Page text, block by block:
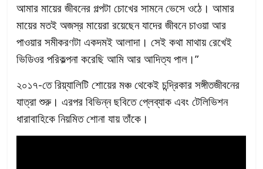
আমার মায়ের জীবনের গল্পটা চোখের সামনে ভেসে ওঠে। আমার
মায়ের মতই অজস্র মায়েরা রয়েছেন যাদের জীবনে চাওয়া আর
পাওয়ার সমীকরণটা একদমই আলাদা। সেই কথা মাথায় রেখেই
ভিডিওর পরিকল্পনা করেছি আমি আর আদিত্য পাল।”
২০১৭-তে রিয়্যালিটি শোয়ের মঞ্চ থেকেই চন্দ্রিকার সঙ্গীতজীবনের
যাত্রা শুরু। এরপর বিভিন্ন ছবিতে প্লেব্যাক এবং টেলিভিশন
ধারাবাহিকে নিয়মিত শোনা যায় তাঁকে।